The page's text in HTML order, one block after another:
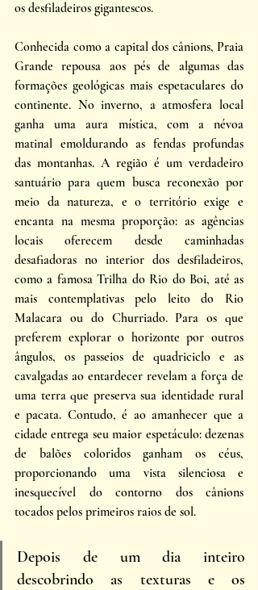
os desfiladeiros gigantescos.
Conhecida como a capital dos cânions, Praia
Grande repousa aos pés de algumas das
formações geológicas mais espetaculares do
continente. No inverno, a atmosfera local
ganha uma aura mística, com a névoa
matinal emoldurando as fendas profundas
das montanhas. A região é um verdadeiro
santuário para quem busca reconexão por
meio da natureza, e o território exige e
encanta na mesma proporção: as agências
locais oferecem desde caminhadas
desafiadoras no interior dos desfiladeiros,
como a famosa Trilha do Rio do Boi, até as
mais contemplativas pelo leito do Rio
Malacara ou do Churriado. Para os que
preferem explorar o horizonte por outros
ângulos, os passeios de quadriciclo e as
cavalgadas ao entardecer revelam a força de
uma terra que preserva sua identidade rural
e pacata. Contudo, é ao amanhecer que a
cidade entrega seu maior espetáculo: dezenas
de balões coloridos ganham os céus,
proporcionando uma vista silenciosa e
inesquecível do contorno dos cânions
tocados pelos primeiros raios de sol.
Depois de um dia inteiro
descobrindo as texturas e os